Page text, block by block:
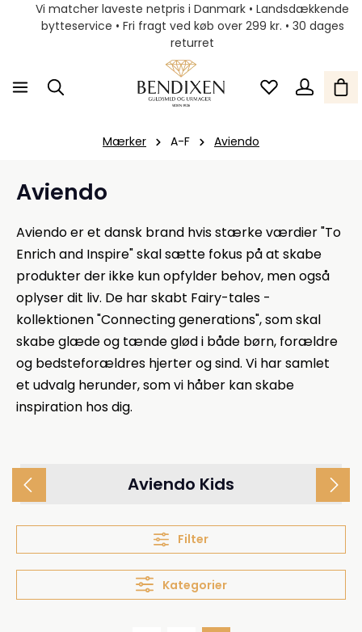
Vi matcher laveste netpris i Danmark • Landsdækkende
bytteservice • Fri fragt ved køb over 299 kr. • 30 dages
returret
Mærker A-F Aviendo
Aviendo
Aviendo er et dansk brand hvis stærke værdier "To
Enrich and Inspire" skal sætte fokus på at skabe
produkter der ikke kun opfylder behov, men også
oplyser dit liv. De har skabt Fairy-tales -
kollektionen "Connecting generations", som skal
skabe glæde og tænde glød i både børn, forældre
og bedsteforældres hjerter og sind. Vi har samlet
et udvalg herunder, som vi håber kan skabe
inspiration hos dig.
Aviendo Kids
Filter
Kategorier